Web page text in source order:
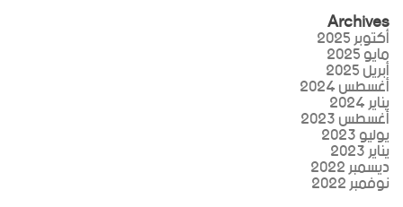
Archives
أكتوبر 2025
مايو 2025
أبريل 2025
أغسطس 2024
يناير 2024
أغسطس 2023
يوليو 2023
يناير 2023
ديسمبر 2022
نوفمبر 2022